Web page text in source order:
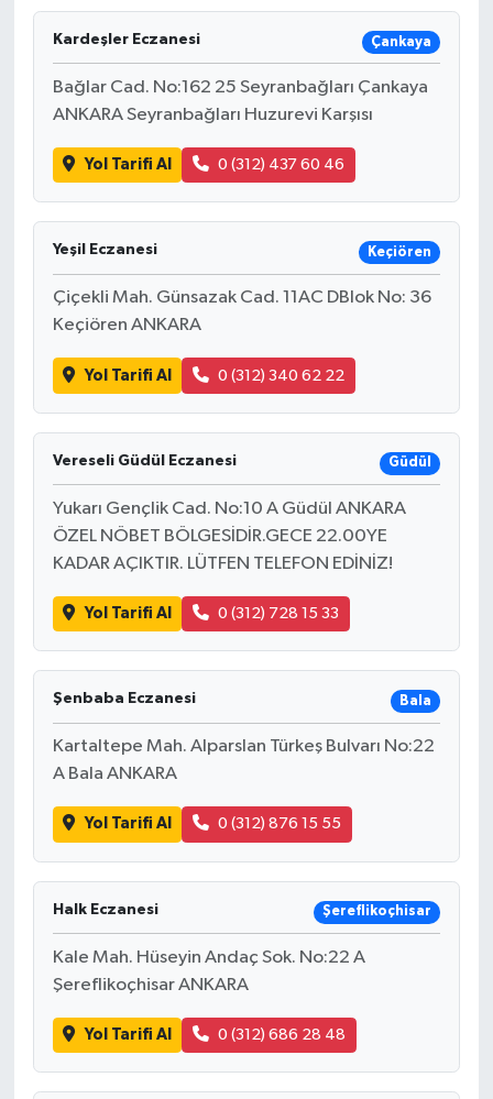
Kardeşler Eczanesi Çankaya
Bağlar Cad. No:162 25 Seyranbağları Çankaya
ANKARA Seyranbağları Huzurevi Karşısı
Yol Tarifi Al 0 (312) 437 60 46
Yeşil Eczanesi Keçiören
Çiçekli Mah. Günsazak Cad. 11AC DBlok No: 36
Keçiören ANKARA
Yol Tarifi Al 0 (312) 340 62 22
Vereseli Güdül Eczanesi Güdül
Yukarı Gençlik Cad. No:10 A Güdül ANKARA
ÖZEL NÖBET BÖLGESİDİR.GECE 22.00YE
KADAR AÇIKTIR. LÜTFEN TELEFON EDİNİZ!
Yol Tarifi Al 0 (312) 728 15 33
Şenbaba Eczanesi Bala
Kartaltepe Mah. Alparslan Türkeş Bulvarı No:22
A Bala ANKARA
Yol Tarifi Al 0 (312) 876 15 55
Halk Eczanesi Şereflikoçhisar
Kale Mah. Hüseyin Andaç Sok. No:22 A
Şereflikoçhisar ANKARA
Yol Tarifi Al 0 (312) 686 28 48